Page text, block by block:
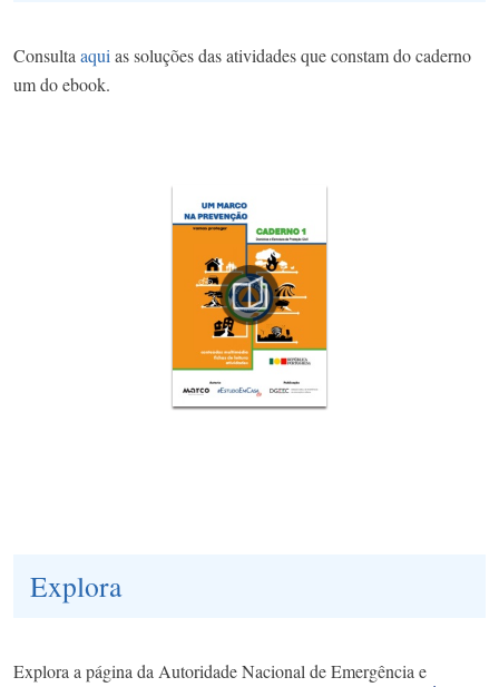
Consultaaquias soluções das atividades que constam do caderno
um do ebook.
Explora
Explora a página da Autoridade Nacional de Emergência e